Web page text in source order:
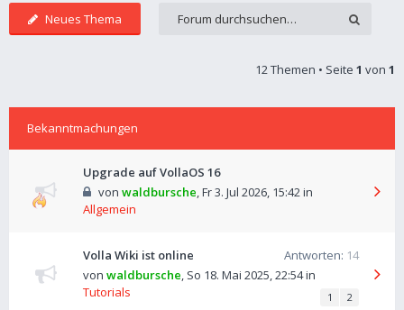
Neues Thema
12 Themen • Seite 1 von 1
Bekanntmachungen
Upgrade auf VollaOS 16
von waldbursche,Fr 3. Jul 2026, 15:42in
Allgemein
Volla Wiki ist online Antworten: 14
von waldbursche, So 18. Mai 2025, 22:54in
Tutorials
1 2